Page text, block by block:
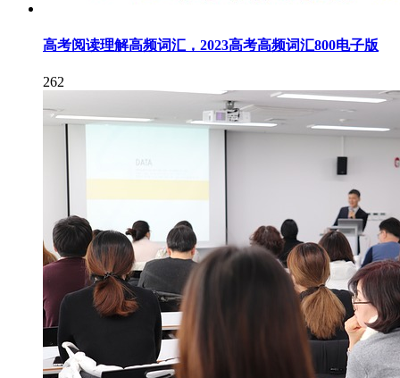
高考阅读理解高频词汇，2023高考高频词汇800电子版
262